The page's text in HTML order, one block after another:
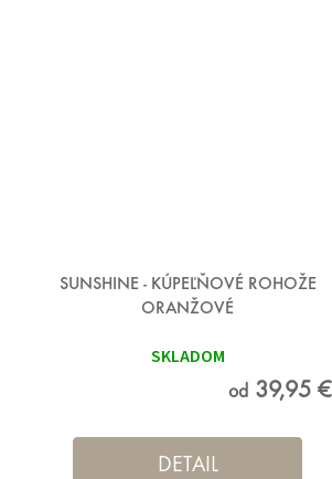
SUNSHINE - KÚPEĽŇOVÉ ROHOŽE
ORANŽOVÉ
SKLADOM
od 39,95 €
DETAIL